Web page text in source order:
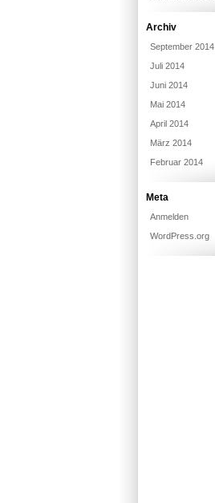
Archiv
September 2014
Juli 2014
Juni 2014
Mai 2014
April 2014
März 2014
Februar 2014
Meta
Anmelden
WordPress.org